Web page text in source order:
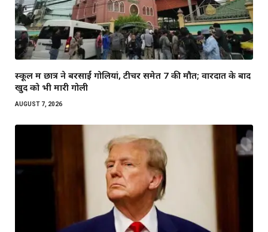
स्कूल में छात्र ने बरसाईं गोलियां, टीचर समेत 7 की मौत; वारदात के बाद
खुद को भी मारी गोली
AUGUST 7, 2026